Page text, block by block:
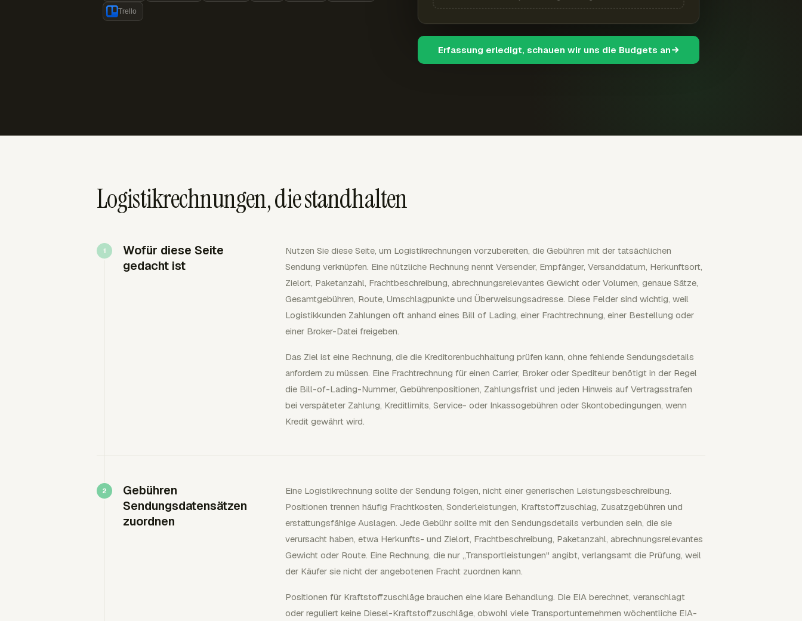
Trello
Erfassung erledigt, schauen wir uns die Budgets an
Logistikrechnungen, die standhalten
Wofür diese Seite
gedacht ist
Nutzen Sie diese Seite, um Logistikrechnungen vorzubereiten, die Gebühren mit der tatsächlichen
Sendung verknüpfen. Eine nützliche Rechnung nennt Versender, Empfänger, Versanddatum, Herkunftsort,
Zielort, Paketanzahl, Frachtbeschreibung, abrechnungsrelevantes Gewicht oder Volumen, genaue Sätze,
Gesamtgebühren, Route, Umschlagpunkte und Überweisungsadresse. Diese Felder sind wichtig, weil
Logistikkunden Zahlungen oft anhand eines Bill of Lading, einer Frachtrechnung, einer Bestellung oder
einer Broker-Datei freigeben.
Das Ziel ist eine Rechnung, die die Kreditorenbuchhaltung prüfen kann, ohne fehlende Sendungsdetails
anfordern zu müssen. Eine Frachtrechnung für einen Carrier, Broker oder Spediteur benötigt in der Regel
die Bill-of-Lading-Nummer, Gebührenpositionen, Zahlungsfrist und jeden Hinweis auf Vertragsstrafen
bei verspäteter Zahlung, Kreditlimits, Service- oder Inkassogebühren oder Skontobedingungen, wenn
Kredit gewährt wird.
Gebühren
Sendungsdatensätzen
zuordnen
Eine Logistikrechnung sollte der Sendung folgen, nicht einer generischen Leistungsbeschreibung.
Positionen trennen häufig Frachtkosten, Sonderleistungen, Kraftstoffzuschlag, Zusatzgebühren und
erstattungsfähige Auslagen. Jede Gebühr sollte mit den Sendungsdetails verbunden sein, die sie
verursacht haben, etwa Herkunfts- und Zielort, Frachtbeschreibung, Paketanzahl, abrechnungsrelevantes
Gewicht oder Route. Eine Rechnung, die nur „Transportleistungen" angibt, verlangsamt die Prüfung, weil
der Käufer sie nicht der angebotenen Fracht zuordnen kann.
Positionen für Kraftstoffzuschläge brauchen eine klare Behandlung. Die EIA berechnet, veranschlagt
oder reguliert keine Diesel-Kraftstoffzuschläge, obwohl viele Transportunternehmen wöchentliche EIA-